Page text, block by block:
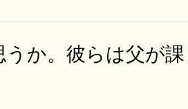
か。彼らは父が